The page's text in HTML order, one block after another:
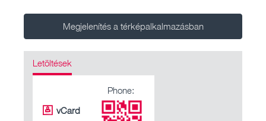
Megjelenítés a térképalkalmazásban
Letöltések
vCard
Phone: